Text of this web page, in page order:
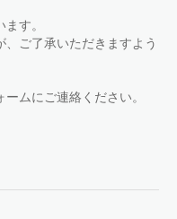
す。
ご了承いただきますよう
ムにご連絡ください。